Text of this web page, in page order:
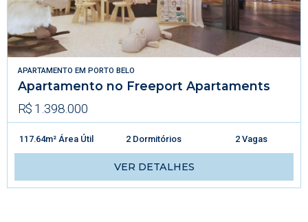
APARTAMENTO EM PORTO BELO
Apartamento no Freeport Apartaments
R$ 1.398.000
117.64m² Área Útil 2 Dormitórios 2 Vagas
VER DETALHES